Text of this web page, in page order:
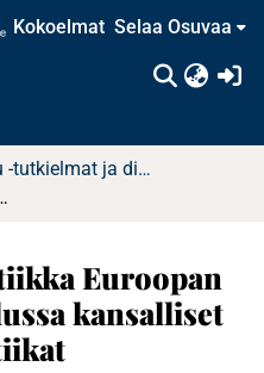
Kokoelmat Selaa Osuvaa
Pro gradu -tutkielmat ja diplomityöt
biopolttoainepolitiikat
Euroopan
kansalliset